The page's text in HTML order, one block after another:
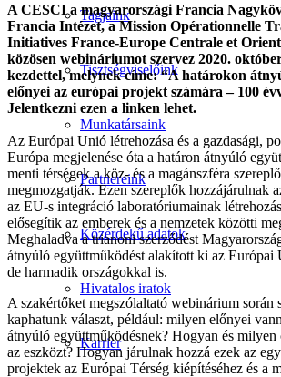
Tagjaink
Tisztségviselőink
Munkatársaink
Partnereink
Közérdekű adatok
Hivatalos iratok
Karrier
A‌ ‌CESCI‌ ‌‌a‌ ‌magyarországi‌ ‌Francia‌
‌Francia‌ ‌Intézet,‌ ‌a‌‌ Mission‌ ‌Opéra‌tionnelle‌
‌Initiatives‌ ‌France-Europe‌ ‌Centrale ‌‌et‌
‌közösen‌ ‌webináriumot‌ ‌szervez‌ ‌2020.‌
kezdettel,‌ ‌melynek‌ ‌címe:‌ ‌“A‌ ‌határokon‌
‌előnyei‌ ‌az‌ ‌európai‌‌ projekt ‌számára‌ ‌–‌ ‌100‌
‌Jelentkezni‌ ‌‌ezen‌ ‌‌a‌ ‌linken‌ ‌lehet.‌ ‌ ‌
Az Európai Unió létrehozása és a gazdasági,
Európa megjelenése óta a határon átnyúló
menti térségek a köz- és a magánszféra
megmozgatják. Ezen szereplők hozzájárulnak
az EU-s integráció laboratóriumainak
elősegítik az emberek és a nemzetek közötti
Meghaladva a trianoni szerződést
átnyúló együttműködést alakított ki az Európai
de harmadik országokkal is.
A szakértőket megszólaltató webinárium során
kaphatunk választ, például: milyen előnyei
átnyúló együttműködésnek? Hogyan és milyen
az eszközt? Hogyan járulnak hozzá ezek az
projektek az Európai Térség kiépítéséhez és a